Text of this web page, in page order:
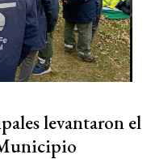
levantaron el